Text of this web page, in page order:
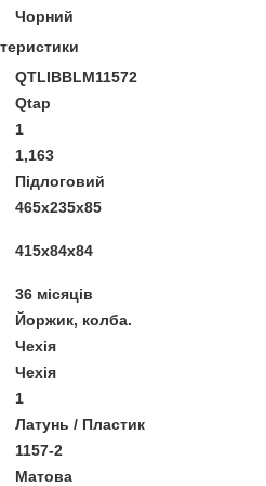
Чорний
QTLIBBLM11572
Qtap
1
1,163
Підлоговий
465х235х85
415х84х84
36 місяців
Йоржик, колба.
Чехія
Чехія
1
Латунь / Пластик
1157-2
Матова